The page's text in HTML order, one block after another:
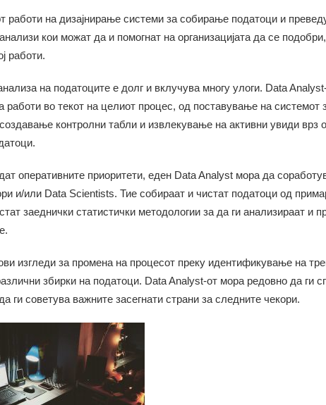
работи на дизајнирање системи за собирање податоци и
кои можат да и помогнат на организацијата да се
работи.
на податоците е долг и вклучува многу улоги. Data
работи во текот на целиот процес, од поставување на системот
контролни табли и извлекување на активни увиди врз
оперативните приоритети, еден Data Analyst мора да
и/или Data Scientists. Тие собираат и чистат податоци од
заеднички статистички методологии за да ги анализираат и
изгледи за промена на процесот преку идентификување на
збирки на податоци. Data Analyst-от мора редовно да ги
ги советува важните засегнати страни за следните чекори.